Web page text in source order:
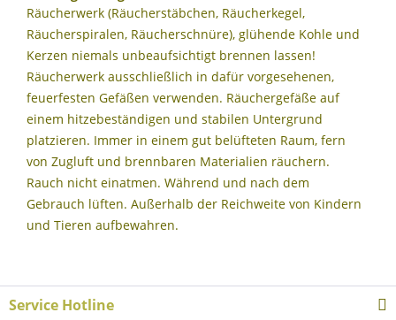
Räucherwerk (Räucherstäbchen, Räucherkegel,
Räucherspiralen, Räucherschnüre), glühende Kohle und
Kerzen niemals unbeaufsichtigt brennen lassen!
Räucherwerk ausschließlich in dafür vorgesehenen,
feuerfesten Gefäßen verwenden. Räuchergefäße auf
einem hitzebeständigen und stabilen Untergrund
platzieren. Immer in einem gut belüfteten Raum, fern
von Zugluft und brennbaren Materialien räuchern.
Rauch nicht einatmen. Während und nach dem
Gebrauch lüften. Außerhalb der Reichweite von Kindern
und Tieren aufbewahren.
Service Hotline